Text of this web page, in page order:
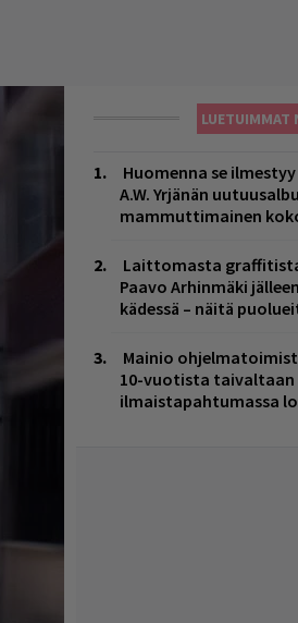
LUETUIMMAT
Huomenna se
A.W. Yrjänän
mammuttimainen
Laittomasta
Paavo Arhinmäki
kädessä – näitä
Mainio
10-vuotista taivaltaan
ilmaistapahtumassa